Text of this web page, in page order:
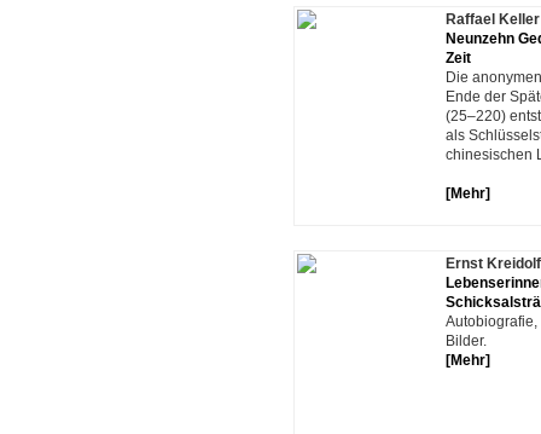
Raffael Keller
Neunzehn
Zeit
Die
Ende der
(25–220)
als
chinesischen
[Mehr]
Ernst Kreidolf
Bilder.
[Mehr]